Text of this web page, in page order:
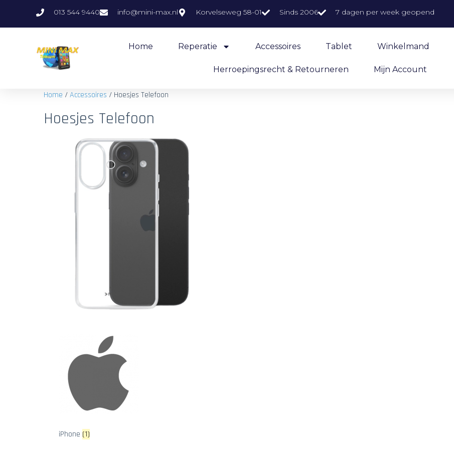
013 544 9440 info@mini-max.nl Korvelseweg 58-01 Sinds 2006 7 dagen per week geopend
Home Reperatie Accessoires Tablet Winkelmand
Herroepingsrecht & Retourneren Mijn Account
Home /Accessoires / Hoesjes Telefoon
Hoesjes Telefoon
iPhone (1)